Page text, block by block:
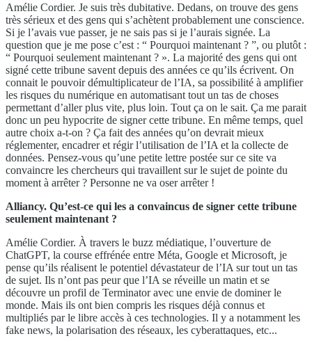
Amélie Cordier. Je suis très dubitative. Dedans, on trouve des gens
très sérieux et des gens qui s’achètent probablement une conscience.
Si je l’avais vue passer, je ne sais pas si je l’aurais signée. La
question que je me pose c’est : “ Pourquoi maintenant ? ”, ou plutôt :
“ Pourquoi seulement maintenant ? ». La majorité des gens qui ont
signé cette tribune savent depuis des années ce qu’ils écrivent. On
connait le pouvoir démultiplicateur de l’IA, sa possibilité à amplifier
les risques du numérique en automatisant tout un tas de choses
permettant d’aller plus vite, plus loin. Tout ça on le sait. Ça me parait
donc un peu hypocrite de signer cette tribune. En même temps, quel
autre choix a-t-on ? Ça fait des années qu’on devrait mieux
réglementer, encadrer et régir l’utilisation de l’IA et la collecte de
données. Pensez-vous qu’une petite lettre postée sur ce site va
convaincre les chercheurs qui travaillent sur le sujet de pointe du
moment à arrêter ? Personne ne va oser arrêter !
Alliancy. Qu’est-ce qui les a convaincus de signer cette tribune
seulement maintenant ?
Amélie Cordier. À travers le buzz médiatique, l’ouverture de
ChatGPT, la course effrénée entre Méta, Google et Microsoft, je
pense qu’ils réalisent le potentiel dévastateur de l’IA sur tout un tas
de sujet. Ils n’ont pas peur que l’IA se réveille un matin et se
découvre un profil de Terminator avec une envie de dominer le
monde. Mais ils ont bien compris les risques déjà connus et
multipliés par le libre accès à ces technologies. Il y a notamment les
fake news, la polarisation des réseaux, les cyberattaques, etc...